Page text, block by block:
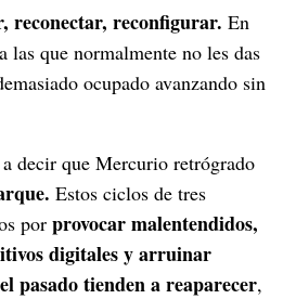
reconectar, reconfigurar. En
las que normalmente no les das
ocupado avanzando sin
decir que Mercurio retrógrado
Estos ciclos de tres
por provocar malentendidos,
digitales y arruinar
pasado tienden a reaparecer,